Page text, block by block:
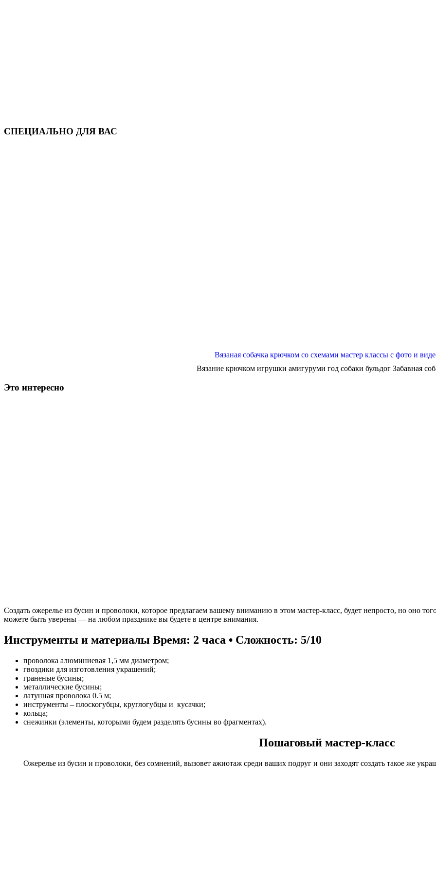
СПЕЦИАЛЬНО ДЛЯ ВАС
Вязаная собачка крючком со схемами мастер классы с фото и
Вязание крючком игрушки амигуруми год собаки бульдог Забавная
Это интересно
Создать ожерелье из бусин и проволоки, которое предлагаем вашему вниманию в этом мастер-класс, будет непросто, но оно
можете быть уверены — на любом празднике вы будете в центре внимания.
Инструменты и материалы Время: 2 часа • Сложность: 5/10
проволока алюминиевая 1,5 мм диаметром;
гвоздики для изготовления украшений;
граненые бусины;
металлические бусины;
латунная проволока 0.5 м;
инструменты – плоскогубцы, круглогубцы и кусачки;
кольца;
снежинки (элементы, которыми будем разделять бусины во фрагментах).
Пошаговый мастер-класс
Ожерелье из бусин и проволоки, без сомнений, вызовет ажиотаж среди ваших подруг и они заходят создать такое же